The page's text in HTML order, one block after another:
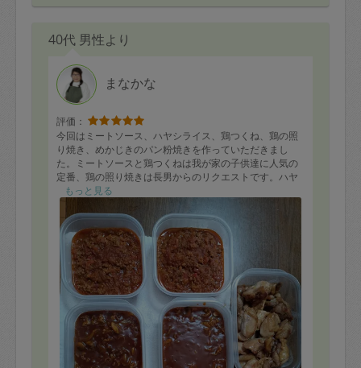
40代 男性より
まなかな
評価：
今回はミートソース、ハヤシライス、鶏つくね、鶏の照
り焼き、めかじきのパン粉焼きを作っていただきまし
た。ミートソースと鶏つくねは我が家の子供達に人気の
定番、鶏の照り焼きは長男からのリクエストです。ハヤ
シライスとめかじきのパン粉焼きは作っていただいたの
が初めてですが、どちらもとても美味しそうです。いつ
もありがとうございます。
もっと見る